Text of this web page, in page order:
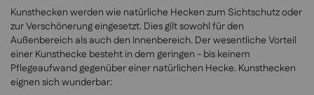
Kunsthecken werden wie natürliche Hecken zum Sichtschutz oder
zur Verschönerung eingesetzt. Dies gilt sowohl für den
Außenbereich als auch den Innenbereich. Der wesentliche Vorteil
einer Kunsthecke besteht in dem geringen - bis keinem
Pflegeaufwand gegenüber einer natürlichen Hecke. Kunsthecken
eignen sich wunderbar: